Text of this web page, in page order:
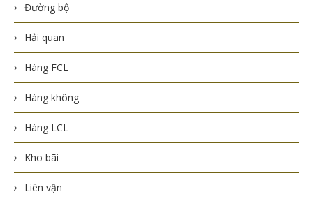
Đường bộ
Hải quan
Hàng FCL
Hàng không
Hàng LCL
Kho bãi
Liên vận